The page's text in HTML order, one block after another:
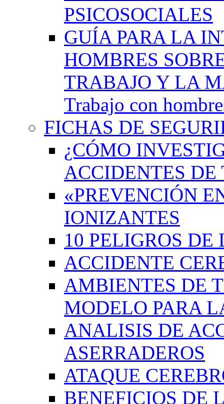
PSICOSOCIALES
GUÍA PARA LA
HOMBRES
TRABAJO Y LA
Trabajo con
FICHAS DE
¿CÓMO
ACCIDENTES DE
«PREVENCIÓN
IONIZANTES
10 PELIGROS
ACCIDENTE
AMBIENTES DE
MODELO PARA
ANALISIS DE
ASERRADEROS
ATAQUE
BENEFICIOS DE